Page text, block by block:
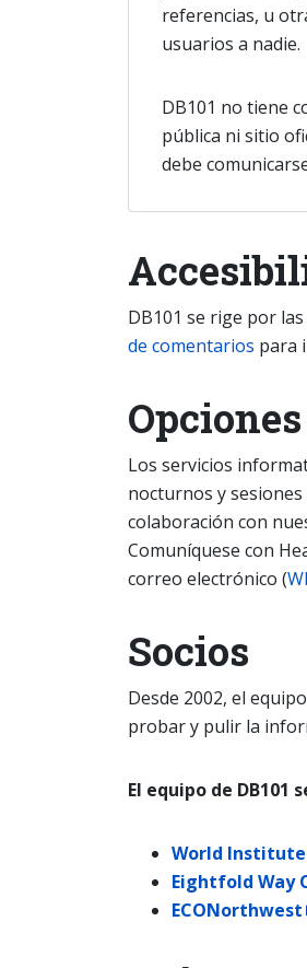
referencias, u
usuarios a nadie.
DB101 no tiene
pública ni sitio
debe
DB101 se rige por
de comentarios para
Los servicios
nocturnos y
colaboración con
Comuníquese con
correo electrónico (
Socios
Desde 2002, el
probar y pulir la
El equipo de DB101
World
Eightfold Way
ECONorthwest